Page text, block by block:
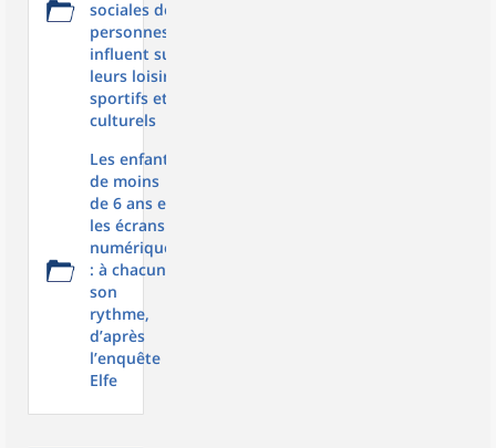
sociales des
personnes
influent sur
leurs loisirs
sportifs et
culturels
Les enfants
de moins
de 6 ans et
les écrans
numériques
: à chacun
son
rythme,
d’après
l’enquête
Elfe